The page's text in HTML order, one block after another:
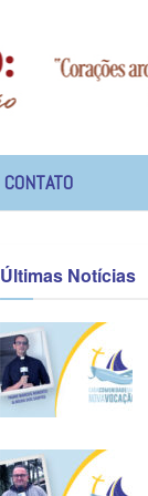
CONTATO
Últimas Notícias